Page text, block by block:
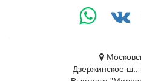
Дзержинское ш.,